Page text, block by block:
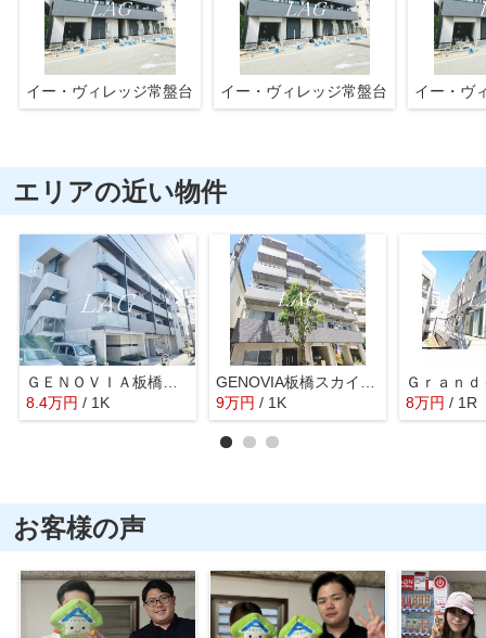
イー・ヴィレッジ常盤台 イー・ヴィレッジ常盤台 イー・ヴ
エリアの近い物件
8.4万円 / 1K
9万円 / 1K 8万円 / 1R
お客様の声